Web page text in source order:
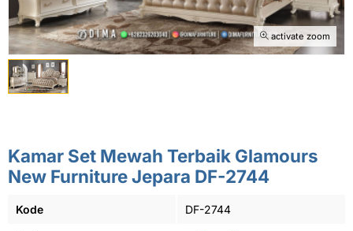
activate zoom
Kamar Set Mewah Terbaik Glamours
New Furniture Jepara DF-2744
Kode DF-2744